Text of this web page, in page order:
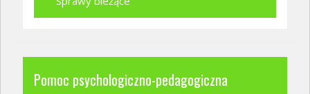
Pomoc psychologiczno-pedagogiczna